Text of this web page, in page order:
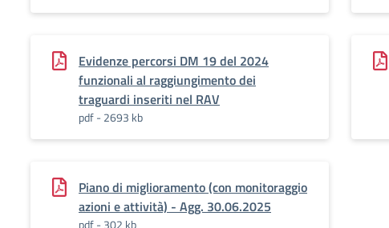
Evidenze percorsi DM 19 del 2024
funzionali al raggiungimento dei
traguardi inseriti nel RAV
pdf - 2693 kb
Piano di miglioramento (con monitoraggio
azioni e attività) - Agg. 30.06.2025
pdf - 302 kb